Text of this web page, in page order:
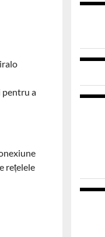
pentru a
rețelele